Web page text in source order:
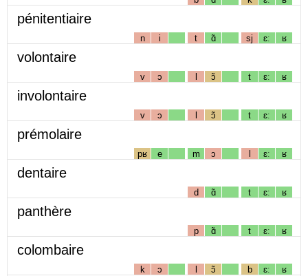
pénitentiaire
n i t ɑ̃ sj ɛː ʁ
volontaire
v ɔ l ɔ̃ t ɛː ʁ
involontaire
v ɔ l ɔ̃ t ɛː ʁ
prémolaire
pʁ e m ɔ l ɛː ʁ
dentaire
d ɑ̃ t ɛː ʁ
panthère
p ɑ̃ t ɛː ʁ
colombaire
k ɔ l ɔ̃ b ɛː ʁ